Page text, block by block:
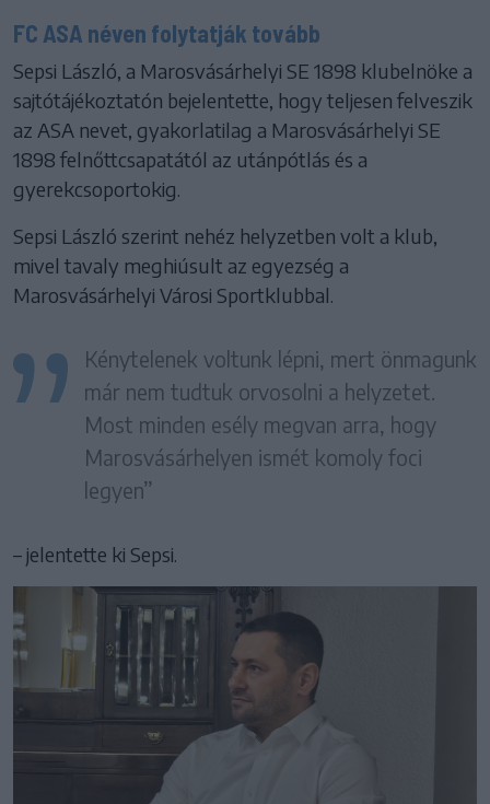
FC ASA néven folytatják tovább
Sepsi László, a Marosvásárhelyi SE 1898 klubelnöke a
sajtótájékoztatón bejelentette, hogy teljesen felveszik
az ASA nevet, gyakorlatilag a Marosvásárhelyi SE
1898 felnőttcsapatától az utánpótlás és a
gyerekcsoportokig.
Sepsi László szerint nehéz helyzetben volt a klub,
mivel tavaly meghiúsult az egyezség a
Marosvásárhelyi Városi Sportklubbal.
Kénytelenek voltunk lépni, mert önmagunk
már nem tudtuk orvosolni a helyzetet.
Most minden esély megvan arra, hogy
Marosvásárhelyen ismét komoly foci
legyen”
– jelentette ki Sepsi.